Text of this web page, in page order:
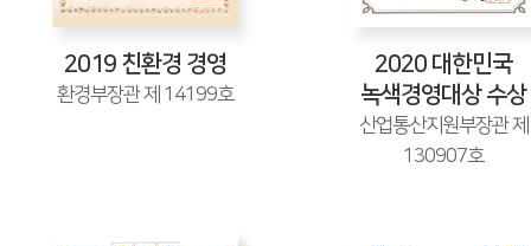
2019 친환경 경영
환경부장관 제 14199호
2020 대한민국
녹색경영대상 수상
산업통산지원부장관 제
130907호